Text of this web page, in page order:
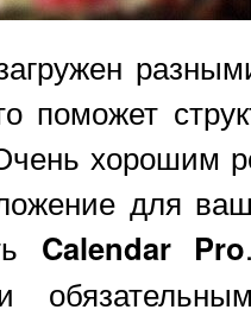
поможет
хорошим
для
Calendar Pro